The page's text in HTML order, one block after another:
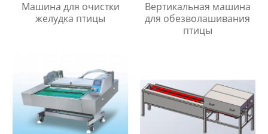
Машина для очистки
желудка птицы
Вертикальная машина
для обезволашивания
птицы